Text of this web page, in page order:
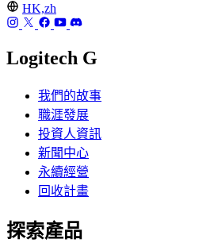
HK,zh
Logitech G
我們的故事
職涯發展
投資人資訊
新聞中心
永續經營
回收計畫
探索產品